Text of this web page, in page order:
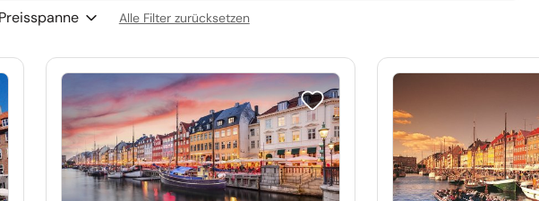
Alle Filter zurücksetzen
auf Merkliste setzen Reise auf Merkliste setzen